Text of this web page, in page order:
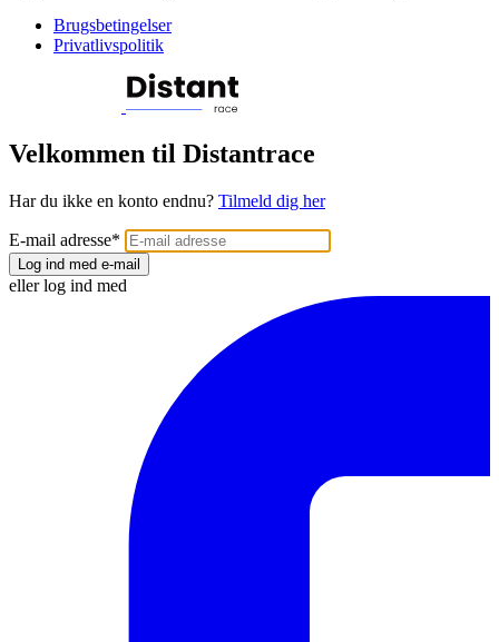
Brugsbetingelser
Privatlivspolitik
Velkommen til Distantrace
Har du ikke en konto endnu? Tilmeld dig her
E-mail adresse*
Log ind med e-mail
eller log ind med